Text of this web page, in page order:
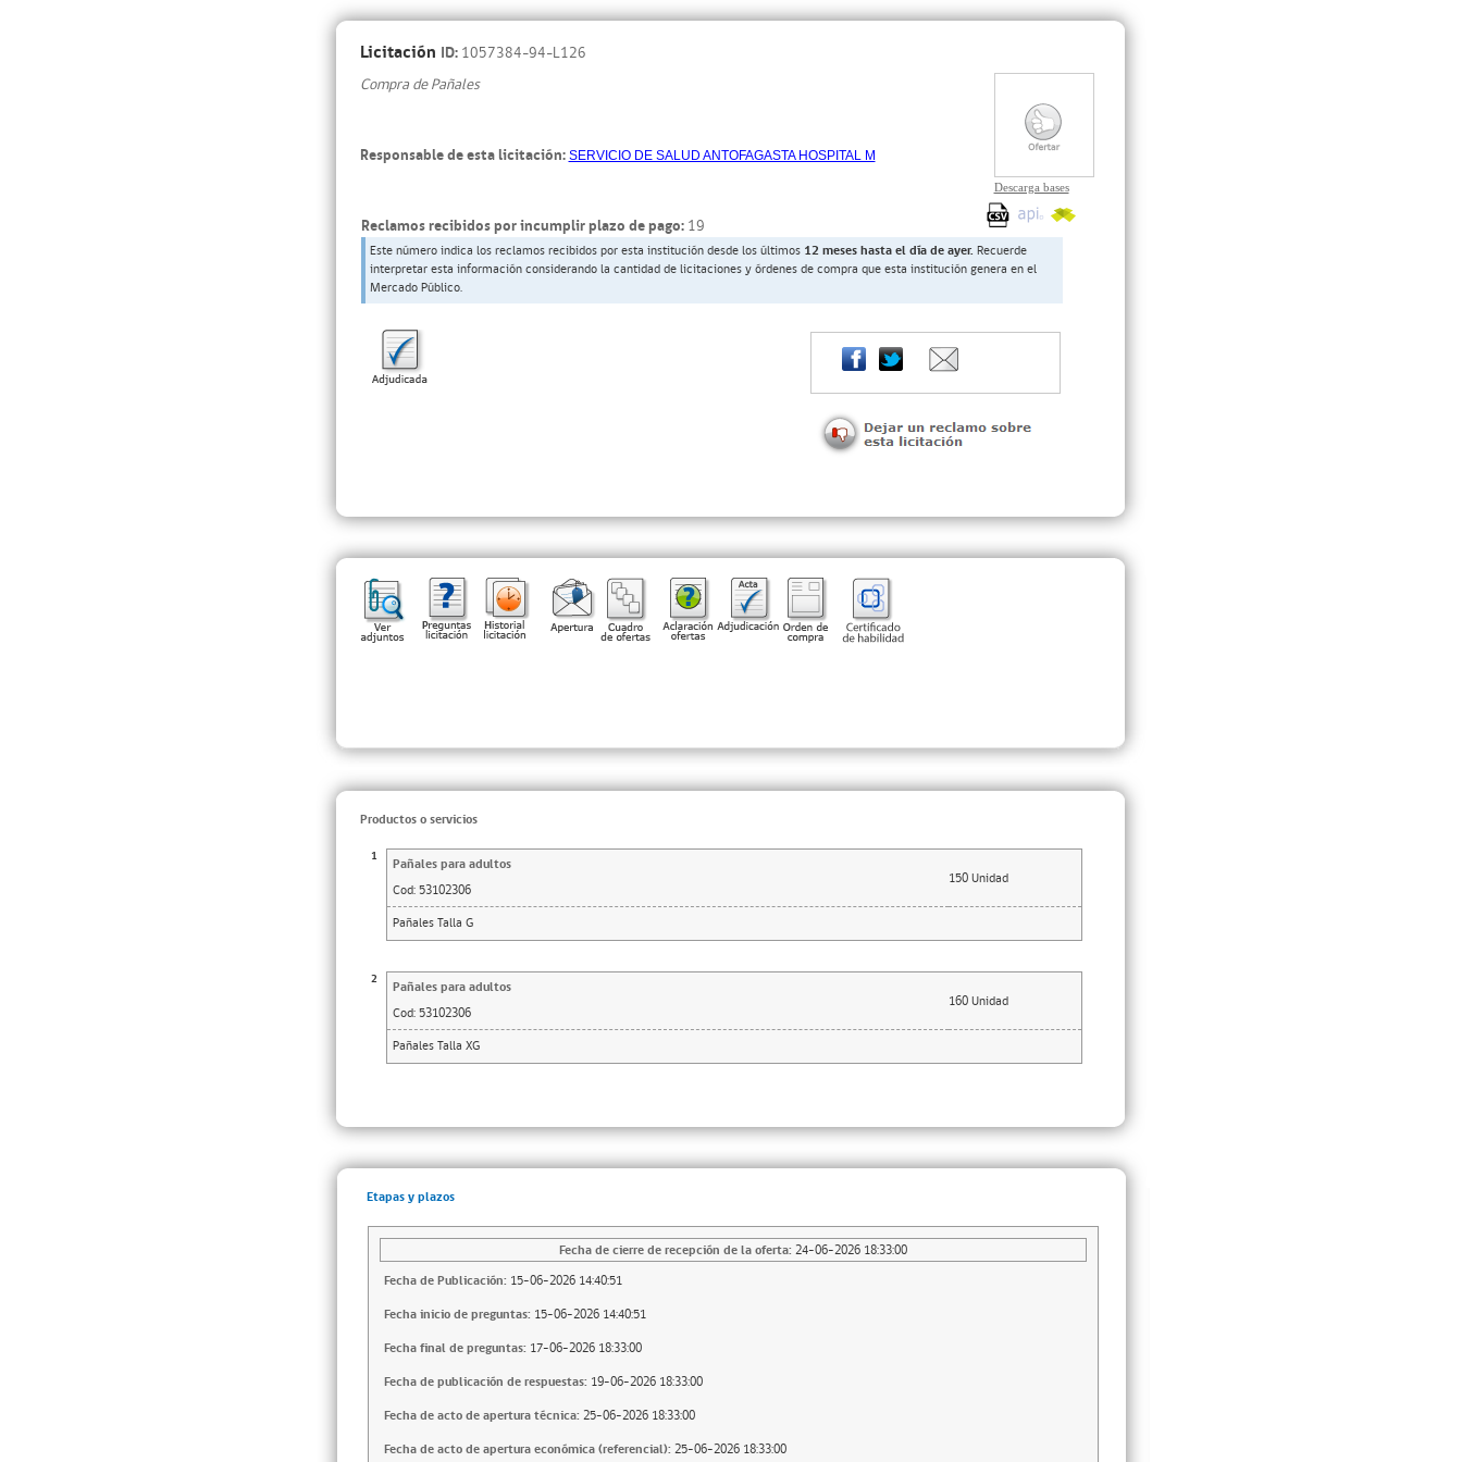
Licitación ID: 1057384-94-L126
Compra de Pañales
Responsable de esta licitación:SERVICIO DE SALUD ANTOFAGASTA HOSPITAL M
Reclamos recibidos por incumplir plazo de pago: 19
Este número indica los reclamos recibidos por esta institución desde los últimos 12 meses hasta el día de ayer. Recuerde
interpretar esta información considerando la cantidad de licitaciones y órdenes de compra que esta institución genera en el
Mercado Público.
Descarga bases
Productos o servicios
1 Pañales para adultos
150 Unidad
Cod: 53102306
Pañales Talla G
2 Pañales para adultos
160 Unidad
Cod: 53102306
Pañales Talla XG
Etapas y plazos
Fecha de cierre de recepción de la oferta: 24-06-2026 18:33:00
Fecha de Publicación: 15-06-2026 14:40:51
Fecha inicio de preguntas: 15-06-2026 14:40:51
Fecha final de preguntas: 17-06-2026 18:33:00
Fecha de publicación de respuestas: 19-06-2026 18:33:00
Fecha de acto de apertura técnica: 25-06-2026 18:33:00
Fecha de acto de apertura económica (referencial): 25-06-2026 18:33:00